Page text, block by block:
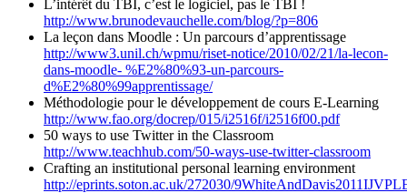
L’intérêt du TBI, c’est le logiciel, pas le TBI !
http://www.brunodevauchelle.com/blog/?p=806
La leçon dans Moodle : Un parcours d’apprentissage
http://www3.unil.ch/wpmu/riset-notice/2010/02/21/la-lecon-
dans-moodle- %E2%80%93-un-parcours-
d%E2%80%99apprentissage/
Méthodologie pour le développement de cours E-Learning
http://www.fao.org/docrep/015/i2516f/i2516f00.pdf
50 ways to use Twitter in the Classroom
http://www.teachhub.com/50-ways-use-twitter-classroom
Crafting an institutional personal learning environment
http://eprints.soton.ac.uk/272030/